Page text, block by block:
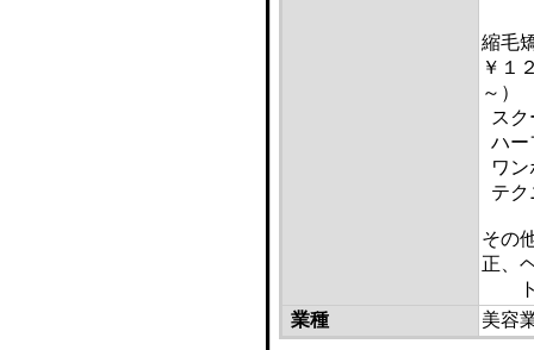
縮毛
￥１
～）
スク
ハー
ワン
テク
その
正、
ト
業種
美容